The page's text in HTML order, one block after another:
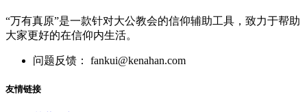
“万有真原”是一款针对大公教会的信仰辅助工具，致力于帮助
大家更好的在信仰内生活。
问题反馈： fankui@kenahan.com
友情链接